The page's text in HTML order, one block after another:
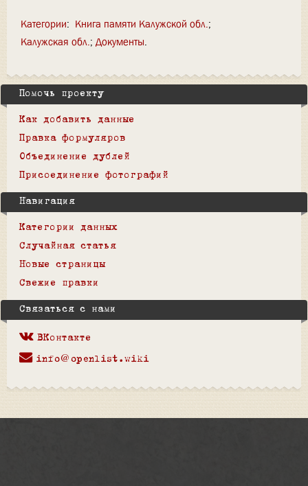
Категории: Книга памяти Калужской обл.
Калужская обл. Документы
Помочь проекту
Как добавить данные
Правка формуляров
Объединение дублей
Присоединение фотографий
Навигация
Категории данных
Случайная статья
Новые страницы
Свежие правки
Связаться с нами
ВКонтакте
info@openlist.wiki